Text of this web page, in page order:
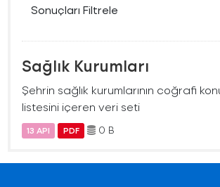
Sonuçları Filtrele
Sağlık Kurumları
Şehrin sağlık kurumlarının coğrafi
listesini içeren veri seti
13 API PDF 0 B